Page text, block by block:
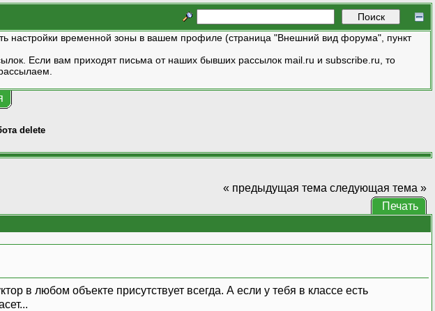
настройки временной зоны в вашем профиле (страница "Внешний вид форума", пункт
Если вам приходят письма от наших бывших рассылок mail.ru и subscribe.ru, то
delete
« предыдущая тема следующая тема »
Печать
в любом объекте присутствует всегда. А если у тебя в классе есть